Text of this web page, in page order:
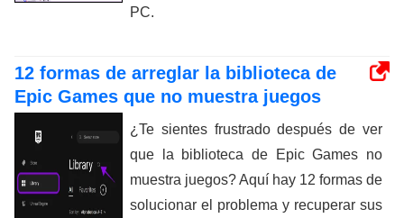
PC.
12 formas de arreglar la biblioteca de
Epic Games que no muestra juegos
¿Te sientes frustrado después de ver
que la biblioteca de Epic Games no
muestra juegos? Aquí hay 12 formas de
solucionar el problema y recuperar sus